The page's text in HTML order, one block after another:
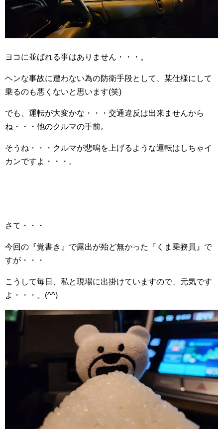
ヨコに並ばれる事はありません・・・。
ヘンな事故に遭わない為の防衛手段として、某仕様にして
乗るのも悪くないと思います(笑)
でも、運転が大変かな・・・交通違反は出来ませんから
ね・・・他のクルマの手前。
そうね・・・クルマが悲鳴を上げるような運転はしちゃイ
カンですよ・・・。
さて・・・
今回の『覚書き』で露出が殆ど無かった『くま乗務員』で
すが・・・
こうして毎日、私と現場に出掛けていますので、元気です
よ・・・。(^^)